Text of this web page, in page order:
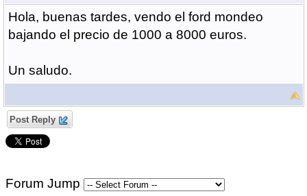
Hola, buenas tardes, vendo el ford mondeo
bajando el precio de 1000 a 8000 euros.
Un saludo.
Post Reply
Forum Jump